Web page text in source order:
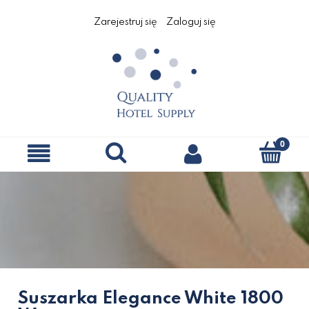
Zarejestruj się Zaloguj się
Suszarka Elegance White 1800